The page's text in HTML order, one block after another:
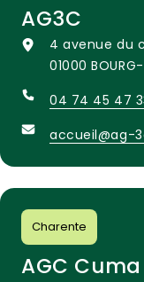
AG3C
4 avenue du
01000 BOURG-
04 74 45 47
accueil@ag-
Charente
AGC